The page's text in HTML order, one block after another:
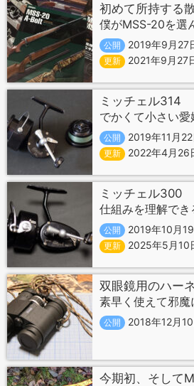
初めて所持する
僕がMSS-20を選
公開 2019年9月27
更新 2021年9月27
ミッチェル314
でかくて小さい
公開 2019年11月22
更新 2022年4月26
ミッチェル300
仕組みを理解で
公開 2019年10月
更新 2025年5月10
双眼鏡用のハー
素早く使えて邪魔
公開 2018年12月10
今期初、そして